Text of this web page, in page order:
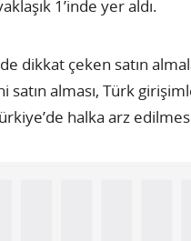
1’inde yer aldı.
dikkat çeken satın
satın alması, Türk
halka arz